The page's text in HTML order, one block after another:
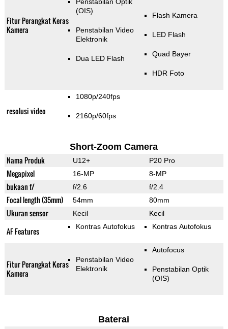
Fitur Perangkat Keras
Kamera
(OIS)
Penstabilan Video
Elektronik
Dua LED Flash
Flash Kamera
LED Flash
Quad Bayer
HDR Foto
resolusi video
1080p/240fps
2160p/60fps
Short-Zoom Camera
Nama Produk U12+ P20 Pro
Megapixel 16-MP 8-MP
bukaan f/ f/2.6 f/2.4
Focal length (35mm) 54mm 80mm
Ukuran sensor Kecil Kecil
AF Features Kontras Autofokus Kontras Autofokus
Fitur Perangkat Keras
Kamera
Penstabilan Video
Elektronik
Autofocus
Penstabilan Optik
(OIS)
Baterai